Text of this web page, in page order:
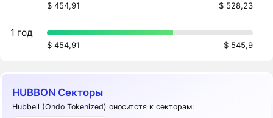
$ 454,91 $ 528,23
1 год
$ 454,91 $ 545,9
HUBBON Секторы
Hubbell (Ondo Tokenized) оноситстя к секторам: